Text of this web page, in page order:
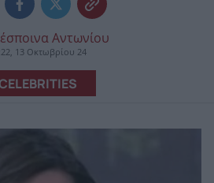
Αντωνίου
13 Οκτωβρίου 24